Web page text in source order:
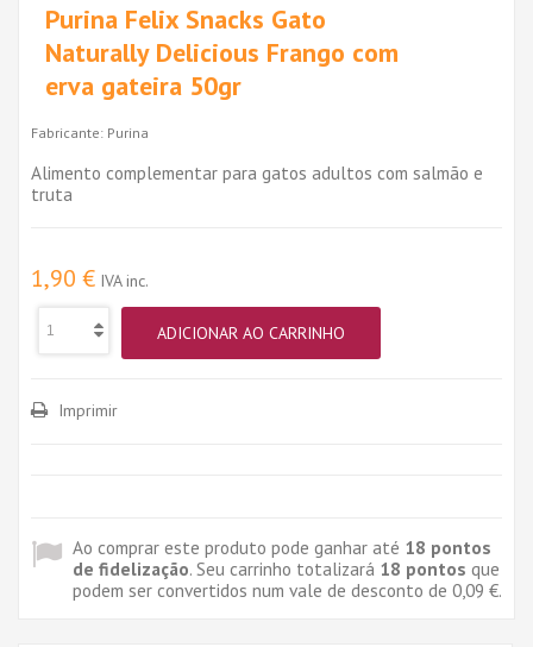
Purina Felix Snacks Gato
Naturally Delicious Frango com
erva gateira 50gr
Fabricante: Purina
Alimento complementar para gatos adultos com salmão e
truta
1,90 € IVA inc.
ADICIONAR AO CARRINHO
Imprimir
Ao comprar este produto pode ganhar até 18 pontos
de fidelização. Seu carrinho totalizará 18 pontos que
podem ser convertidos num vale de desconto de 0,09 €.